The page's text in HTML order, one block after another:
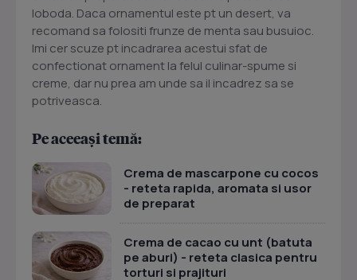
loboda. Daca ornamentul este pt un desert, va
recomand sa folositi frunze de menta sau busuioc.
Imi cer scuze pt incadrarea acestui sfat de
confectionat ornament la felul culinar-spume si
creme, dar nu prea am unde sa il incadrez sa se
potriveasca.
Pe aceeași temă:
Crema de mascarpone cu cocos
- reteta rapida, aromata si usor
de preparat
Crema de cacao cu unt (batuta
pe aburi) - reteta clasica pentru
torturi si prajituri